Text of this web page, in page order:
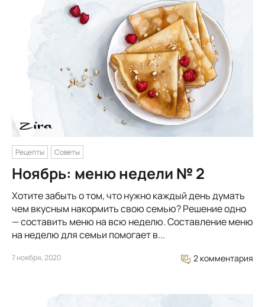
Рецепты Советы
Ноябрь: меню недели № 2
Хотите забыть о том, что нужно каждый день думать
чем вкусным накормить свою семью? Решение одно
— составить меню на всю неделю. Составление меню
на неделю для семьи помогает в...
7 ноября, 2020 2 комментария